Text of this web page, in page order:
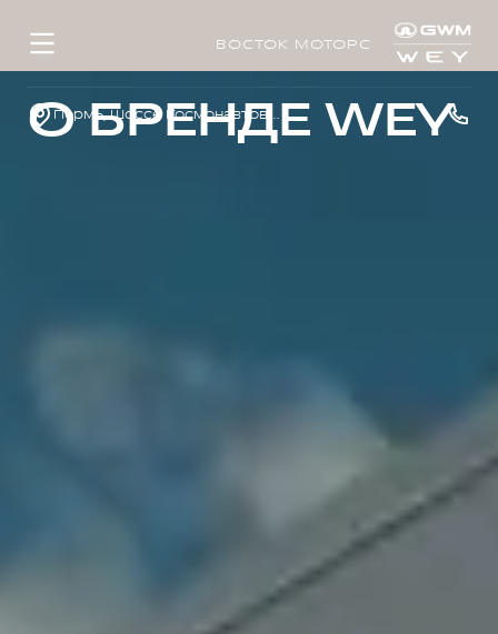
ВОСТОК МОТОРС
Пермь, Шоссе Космонавтов, д. 328/1
О БРЕНДЕ WEY